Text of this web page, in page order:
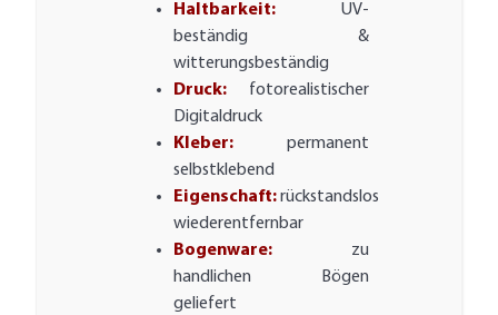
Haltbarkeit: UV-
beständig &
witterungsbeständig
Druck: fotorealistischer
Digitaldruck
Kleber: permanent
selbstklebend
Eigenschaft:rückstandslos
wiederentfernbar
Bogenware: zu
handlichen Bögen
geliefert